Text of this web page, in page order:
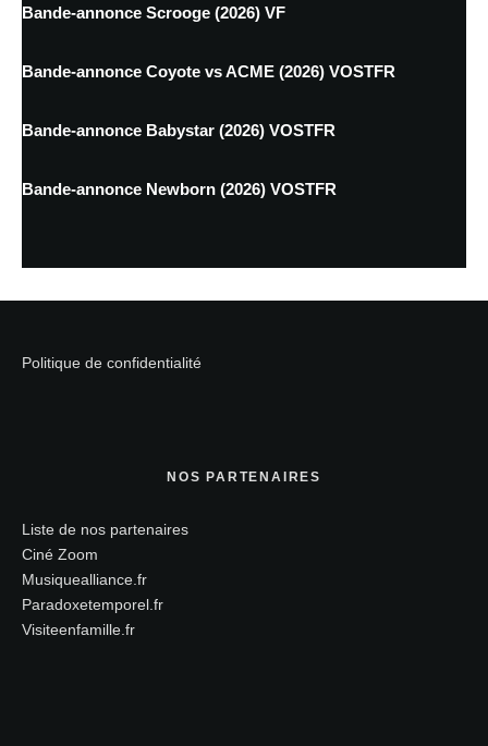
Bande-annonce Scrooge (2026) VF
Bande-annonce Coyote vs ACME (2026) VOSTFR
Bande-annonce Babystar (2026) VOSTFR
Bande-annonce Newborn (2026) VOSTFR
Politique de confidentialité
NOS PARTENAIRES
Liste de nos partenaires
Ciné Zoom
Musiquealliance.fr
Paradoxetemporel.fr
Visiteenfamille.fr